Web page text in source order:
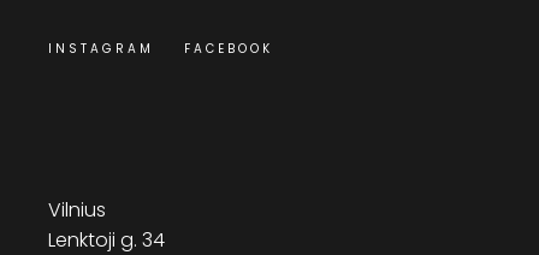
INSTAGRAM FACEBOOK
Vilnius
Lenktoji g. 34